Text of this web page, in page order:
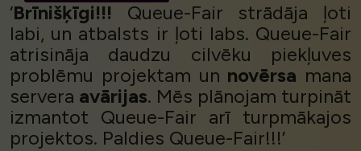
‘Brīnišķīgi!!! Queue-Fair strādāja ļoti
labi, un atbalsts ir ļoti labs. Queue-Fair
atrisināja daudzu cilvēku piekļuves
problēmu projektam un novērsa mana
servera avārijas. Mēs plānojam turpināt
izmantot Queue-Fair arī turpmākajos
projektos. Paldies Queue-Fair!!!’